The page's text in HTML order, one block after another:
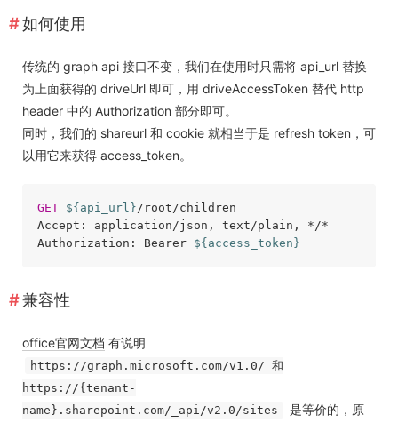
如何使用
传统的 graph api 接口不变，我们在使用时只需将 api_url 替换
为上面获得的 driveUrl 即可，用 driveAccessToken 替代 http
header 中的 Authorization 部分即可。
同时，我们的 shareurl 和 cookie 就相当于是 refresh token，可
以用它来获得 access_token。
GET ${api_url}/root/children
Accept: application/json, text/plain, */*
Authorization: Bearer ${access_token}
兼容性
office官网文档 有说明
https://graph.microsoft.com/v1.0/ 和
https://{tenant-
name}.sharepoint.com/_api/v2.0/sites
是等价的，原